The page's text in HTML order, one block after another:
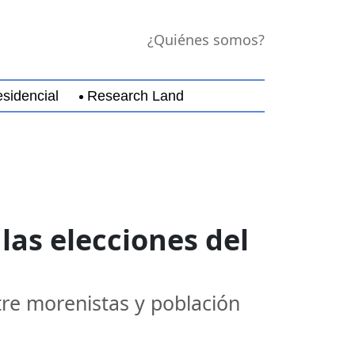
¿Quiénes somos?
Research Land
elecciones del
morenistas y población